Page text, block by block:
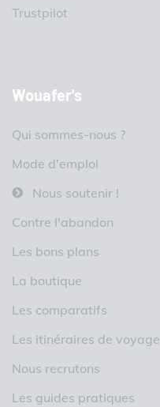
Trustpilot
Wouafer's
Qui sommes-nous ?
Mode d'emploi
Nous soutenir !
Contre l'abandon
Les bons plans
La boutique
Les comparatifs
Les itinéraires de voyage
Nous recrutons
Les guides pratiques